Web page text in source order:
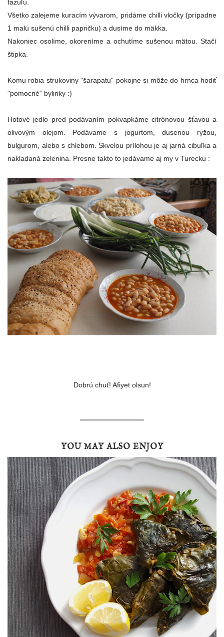
fazuľu.
Všetko zalejeme kuracím vývarom, pridáme chilli vločky (prípadne
1 malú sušenú chilli papričku) a dusíme do mäkka.
Nakoniec osolíme, okoreníme a ochutíme sušenou mätou. Stačí
štipka.
Komu robia strukoviny "šarapatu" pokojne si môže do hrnca hodiť
"pomocné" bylinky :)
Hotové jedlo pred podávaním pokvapkáme citrónovou šťavou a
olivovým olejom. Podávame s jogurtom, dusenou ryžou,
bulgurom, alebo s chlebom. Skvelou prílohou je aj jarná cibuľka a
nakladaná zelenina. Presne takto to jedávame aj my v Turecku :
Dobrú chuť! Afiyet olsun!
YOU MAY ALSO ENJOY